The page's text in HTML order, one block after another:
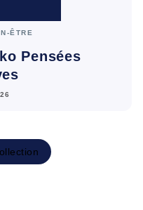
ÊTRE
Pensées